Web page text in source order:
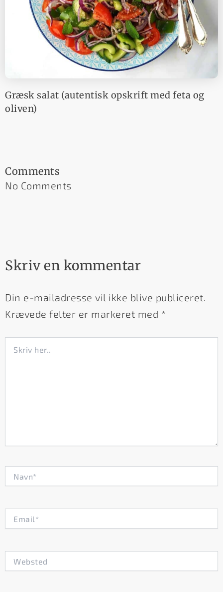
Græsk salat (autentisk opskrift med feta og
oliven)
Comments
No Comments
Skriv en kommentar
Din e-mailadresse vil ikke blive publiceret.
Krævede felter er markeret med *
her..